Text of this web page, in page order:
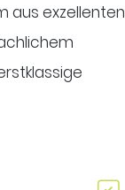
aus exzellenten